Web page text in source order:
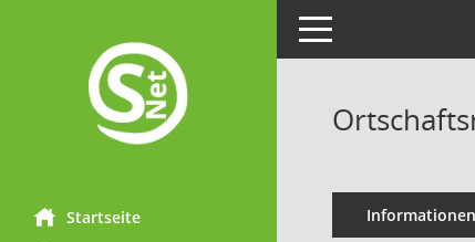
Startseite
Toggle navigation
Informationen